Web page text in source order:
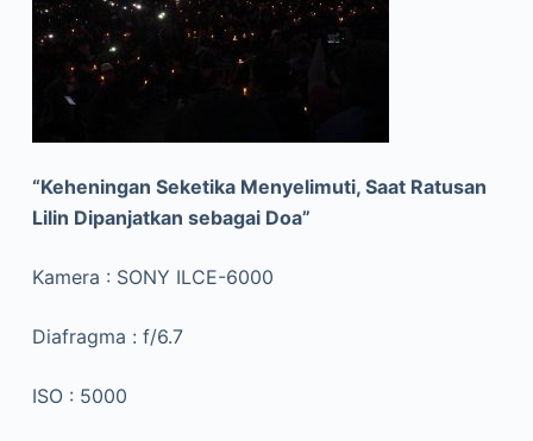
“Keheningan Seketika Menyelimuti, Saat Ratusan
Lilin Dipanjatkan sebagai Doa”
Kamera : SONY ILCE-6000
Diafragma : f/6.7
ISO : 5000